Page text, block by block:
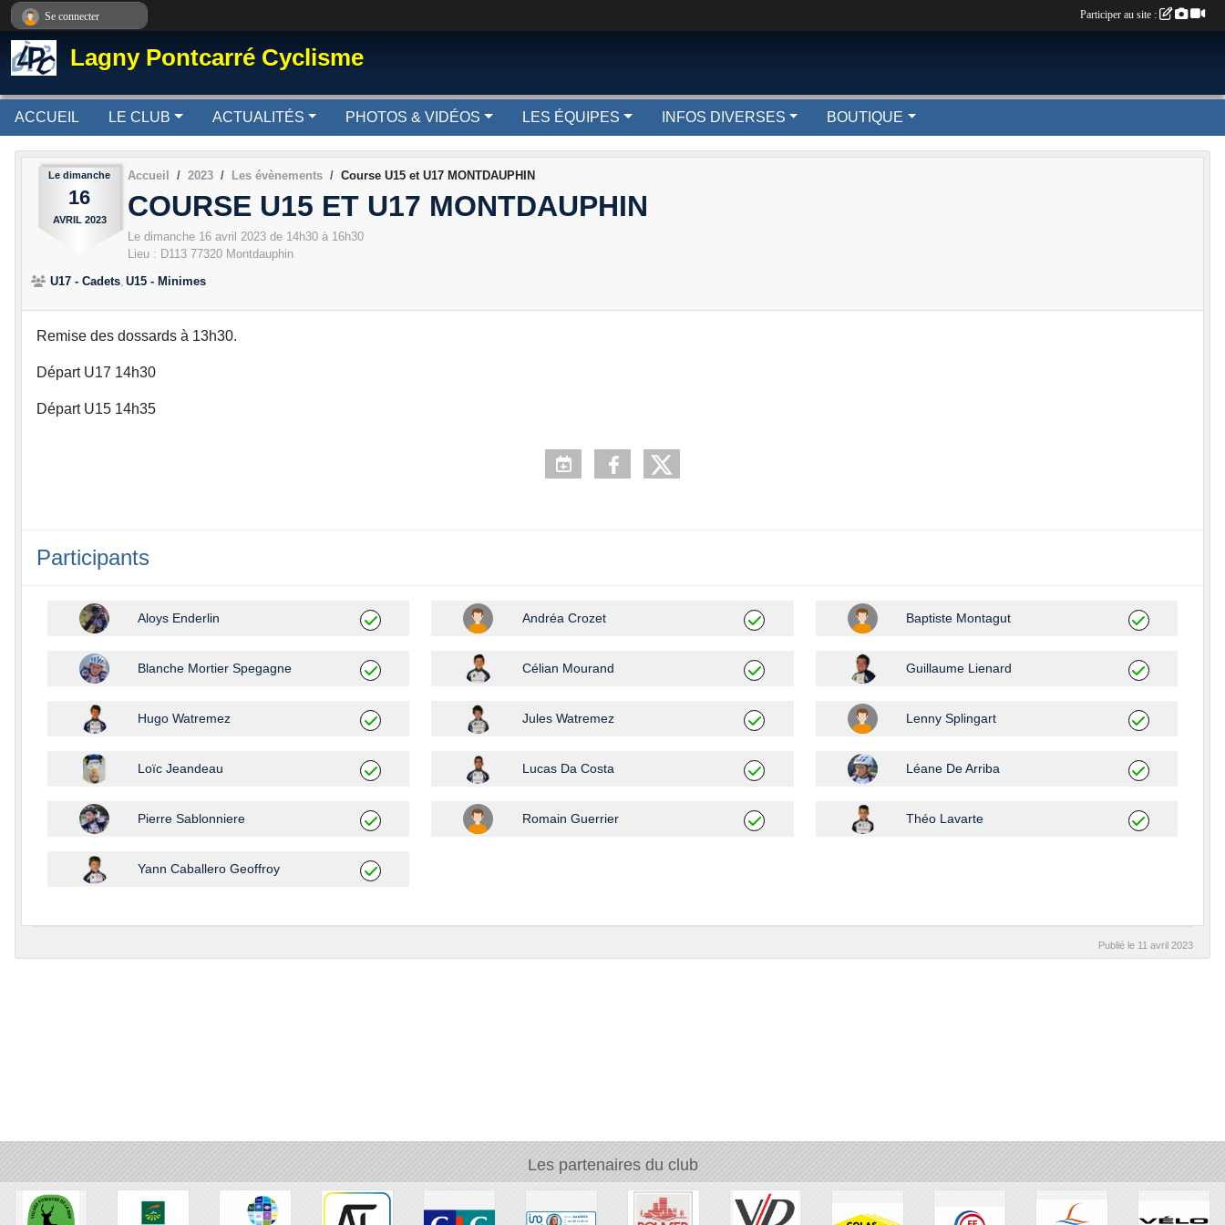
Lagny Pontcarré Cyclisme
ACCUEIL LE CLUB ACTUALITÉS PHOTOS & VIDÉOS LES ÉQUIPES INFOS DIVERSES BOUTIQUE
Le dimanche
16
AVRIL 2023
Accueil 2023 Les évènements Course U15 et U17 MONTDAUPHIN
COURSE U15 ET U17 MONTDAUPHIN
Le dimanche 16 avril 2023 de 14h30 à 16h30
Lieu : D113 77320 Montdauphin
U17 - Cadets U15 - Minimes
Remise des dossards à 13h30.
Départ U17 14h30
Départ U15 14h35
Participants
Aloys Enderlin Andréa Crozet Baptiste Montagut
Blanche Mortier Spegagne Célian Mourand Guillaume Lienard
Hugo Watremez Jules Watremez Lenny Splingart
Loïc Jeandeau Lucas Da Costa Léane De Arriba
Pierre Sablonniere Romain Guerrier Théo Lavarte
Yann Caballero Geoffroy
Publié le 11 avril 2023
Les partenaires du club
Se connecter Participer au site :
Panneau de gestion des cookies